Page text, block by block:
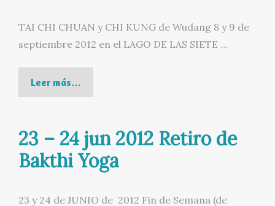
TAI CHI CHUAN y CHI KUNG de Wudang 8 y 9 de
septiembre 2012 en el LAGO DE LAS SIETE …
Leer más…
Retiro
Tai
Chi
Chuan
Chi
23 – 24 jun 2012 Retiro de
Bakthi Yoga
23 y 24 de JUNIO de 2012 Fin de Semana (de